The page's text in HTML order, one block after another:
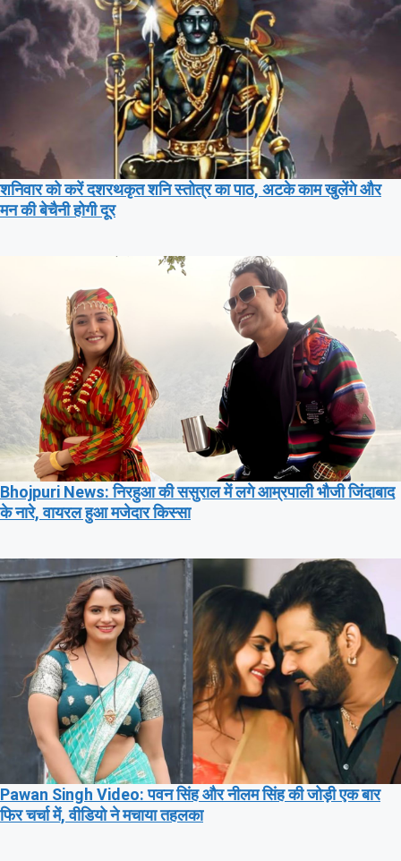
शनिवार को करें दशरथकृत शनि स्तोत्र का पाठ, अटके काम खुलेंगे और
मन की बेचैनी होगी दूर
Bhojpuri News: निरहुआ की ससुराल में लगे आम्रपाली भौजी जिंदाबाद
के नारे, वायरल हुआ मजेदार किस्सा
Pawan Singh Video: पवन सिंह और नीलम सिंह की जोड़ी एक बार
फिर चर्चा में, वीडियो ने मचाया तहलका